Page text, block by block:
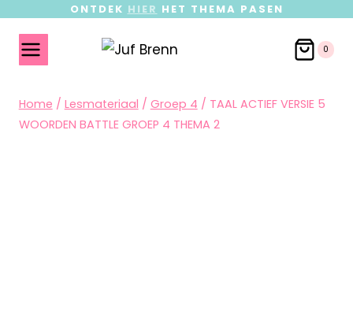
ONTDEK HIER HET THEMA PASEN
0
Home / Lesmateriaal / Groep 4 / TAAL ACTIEF VERSIE 5
WOORDEN BATTLE GROEP 4 THEMA 2